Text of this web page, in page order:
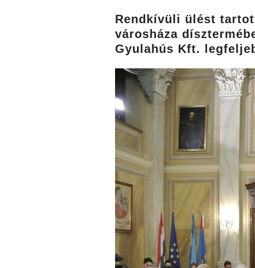
Rendkívüli ülést
városháza
Gyulahús Kft.